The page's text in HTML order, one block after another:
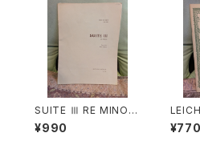
SUITE Ⅲ RE MINOR
E【著者：DIEUPART】
出版社：EDITION MO
¥990
K für
a